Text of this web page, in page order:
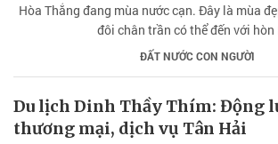
Hòa Thắng đang mùa nước cạn. Đây là mùa
đôi chân trần có thể đến với hòn
ĐẤT NƯỚC CON NGƯỜI
Du lịch Dinh Thầy Thím: Động
thương mại, dịch vụ Tân Hải